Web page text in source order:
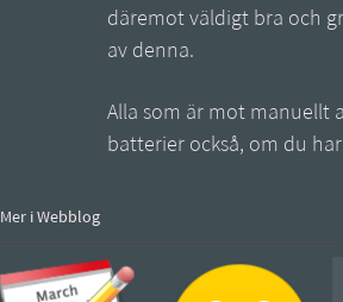
däremot väldigt bra och
av denna.
Alla som är mot manuellt
batterier också, om du
Mer i Webblog